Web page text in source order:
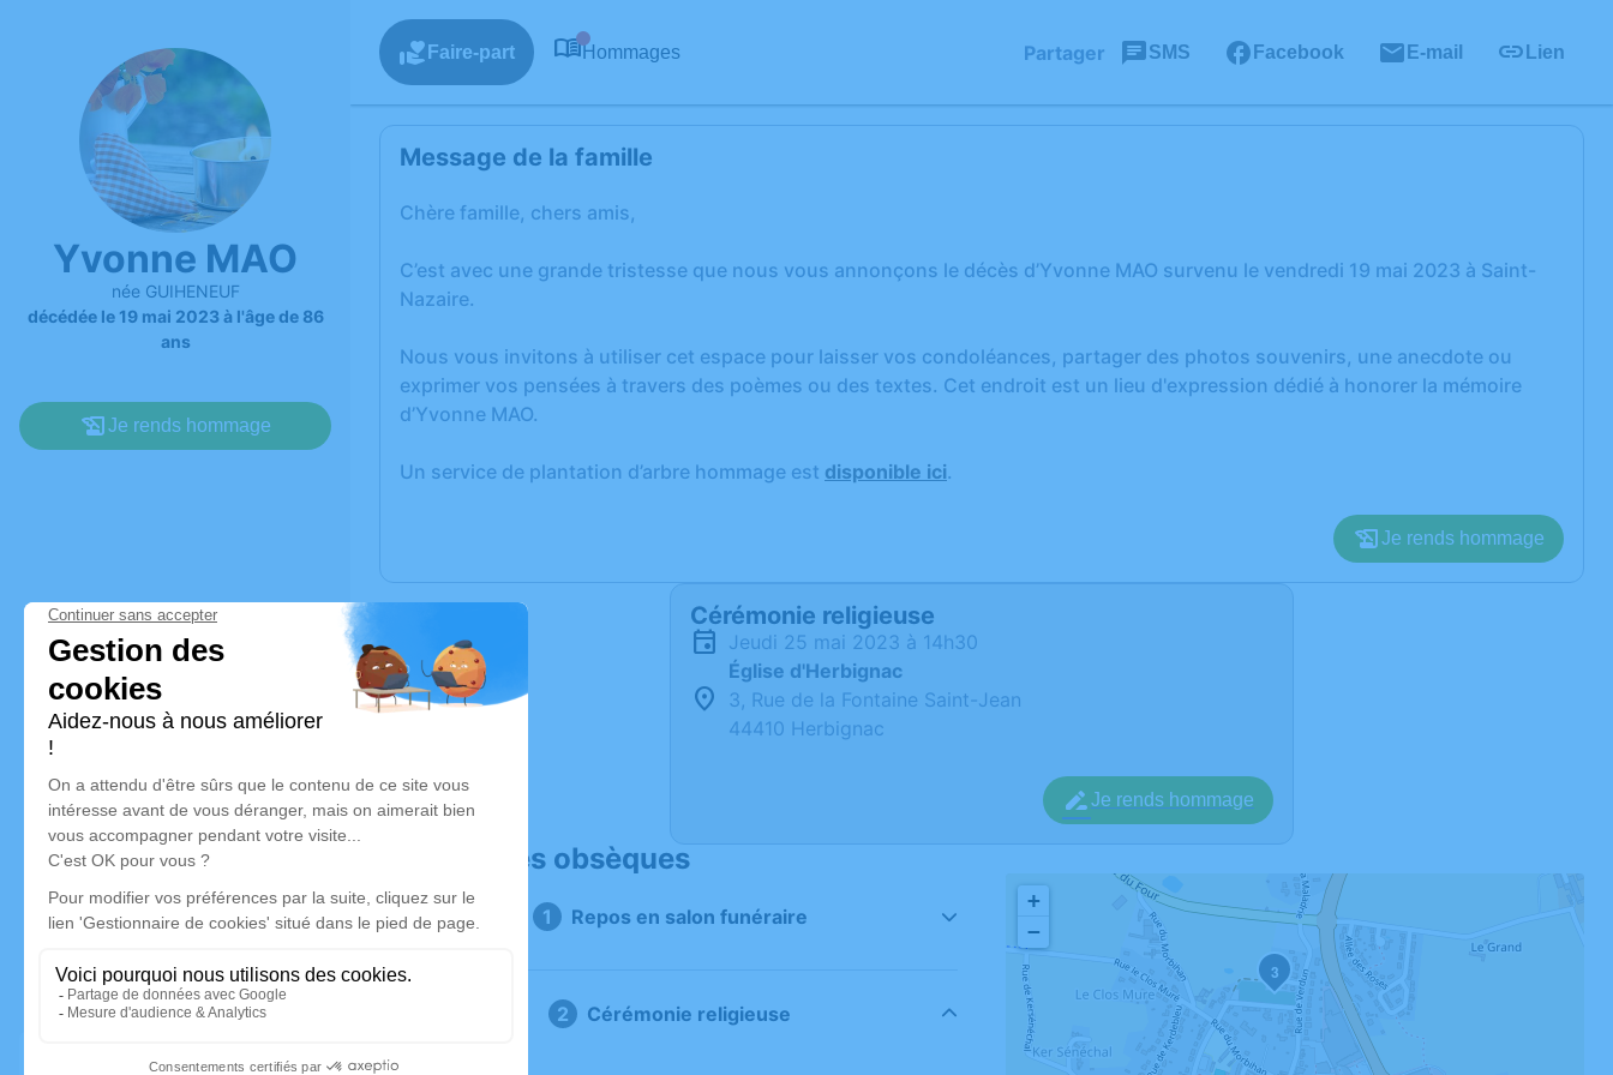
Yvonne MAO
née GUIHENEUF
décédée le 19 mai 2023 à l'âge de 86
ans
Je rends hommage
Faire-part Hommages Partager SMS Facebook E-mail Lien
Message de la famille
Chère famille, chers amis,
C’est avec une grande tristesse que nous vous annonçons le décès d’Yvonne MAO survenu le vendredi 19 mai 2023 à Saint-
Nazaire.
Nous vous invitons à utiliser cet espace pour laisser vos condoléances, partager des photos souvenirs, une anecdote ou
exprimer vos pensées à travers des poèmes ou des textes. Cet endroit est un lieu d'expression dédié à honorer la mémoire
d’Yvonne MAO.
Un service de plantation d’arbre hommage est disponible ici.
Je rends hommage
Cérémonie religieuse
jeudi 25 mai 2023 à 14h30
Église d'Herbignac
3, Rue de la Fontaine Saint-Jean
44410 Herbignac
Je rends hommage
Déroulé des obsèques
Repos en salon funéraire
Cérémonie religieuse
3
+
−